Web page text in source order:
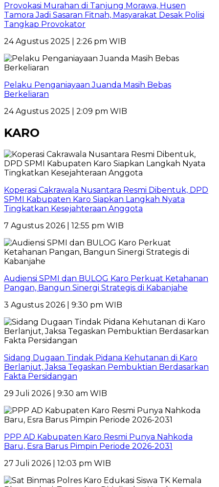
Provokasi Murahan di Tanjung Morawa, Husen
Tamora Jadi Sasaran Fitnah, Masyarakat Desak Polisi
Tangkap Provokator
24 Agustus 2025 | 2:26 pm WIB
Pelaku Penganiayaan Juanda Masih Bebas
Berkeliaran
24 Agustus 2025 | 2:09 pm WIB
KARO
Koperasi Cakrawala Nusantara Resmi Dibentuk, DPD
SPMI Kabupaten Karo Siapkan Langkah Nyata
Tingkatkan Kesejahteraan Anggota
7 Agustus 2026 | 12:55 pm WIB
Audiensi SPMI dan BULOG Karo Perkuat Ketahanan
Pangan, Bangun Sinergi Strategis di Kabanjahe
3 Agustus 2026 | 9:30 pm WIB
Sidang Dugaan Tindak Pidana Kehutanan di Karo
Berlanjut, Jaksa Tegaskan Pembuktian Berdasarkan
Fakta Persidangan
29 Juli 2026 | 9:30 am WIB
PPP AD Kabupaten Karo Resmi Punya Nahkoda
Baru, Esra Barus Pimpin Periode 2026-2031
27 Juli 2026 | 12:03 pm WIB